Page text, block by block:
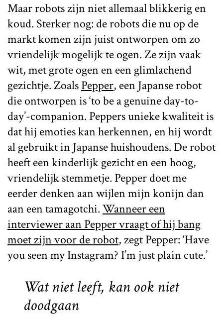
Maar robots zijn niet allemaal blikkerig en
koud. Sterker nog: de robots die nu op de
markt komen zijn juist ontworpen om zo
vriendelijk mogelijk te ogen. Ze zijn vaak
wit, met grote ogen en een glimlachend
gezichtje. ZoalsPepper, een Japanse robot
die ontworpen is ‘to be a genuine day-to-
day’-companion. Peppers unieke kwaliteit is
dat hij emoties kan herkennen, en hij wordt
al gebruikt in Japanse huishoudens. De robot
heeft een kinderlijk gezicht en een hoog,
vriendelijk stemmetje. Pepper doet me
eerder denken aan wijlen mijn konijn dan
aan een tamagotchi.Wanneer een
interviewer aan Pepper vraagt of hij bang
moet zijn voor de robot, zegt Pepper: ‘Have
you seen my Instagram? I’m just plain cute.’
Wat niet leeft, kan ook niet
doodgaan